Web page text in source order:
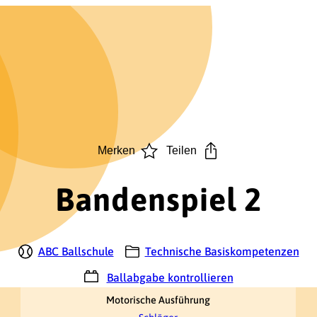
Merken Teilen
Bandenspiel 2
ABC Ballschule Technische Basiskompetenzen
Ballabgabe kontrollieren
Motorische Ausführung